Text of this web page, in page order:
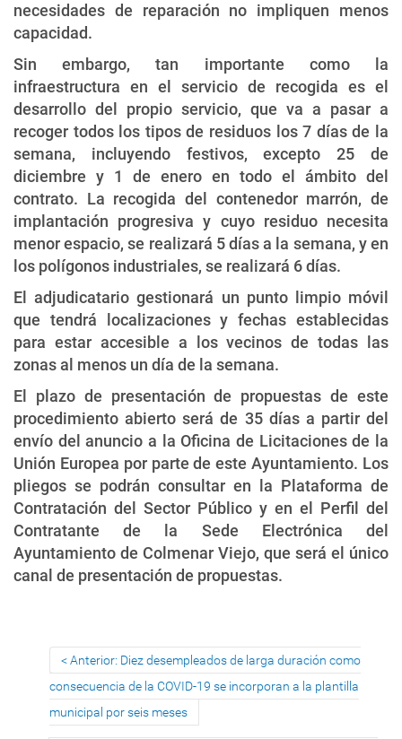
necesidades de reparación no impliquen menos
capacidad.
Sin embargo, tan importante como la
infraestructura en el servicio de recogida es el
desarrollo del propio servicio, que va a pasar a
recoger todos los tipos de residuos los 7 días de la
semana, incluyendo festivos, excepto 25 de
diciembre y 1 de enero en todo el ámbito del
contrato. La recogida del contenedor marrón, de
implantación progresiva y cuyo residuo necesita
menor espacio, se realizará 5 días a la semana, y en
los polígonos industriales, se realizará 6 días.
El adjudicatario gestionará un punto limpio móvil
que tendrá localizaciones y fechas establecidas
para estar accesible a los vecinos de todas las
zonas al menos un día de la semana.
El plazo de presentación de propuestas de este
procedimiento abierto será de 35 días a partir del
envío del anuncio a la Oficina de Licitaciones de la
Unión Europea por parte de este Ayuntamiento. Los
pliegos se podrán consultar en la Plataforma de
Contratación del Sector Público y en el Perfil del
Contratante de la Sede Electrónica del
Ayuntamiento de Colmenar Viejo, que será el único
canal de presentación de propuestas.
Anterior: Diez desempleados de larga duración como
consecuencia de la COVID-19 se incorporan a la plantilla
municipal por seis meses